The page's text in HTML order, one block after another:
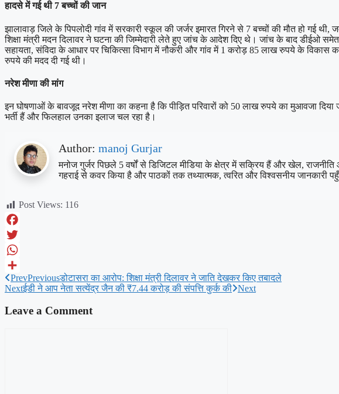
हादसे में गई थी 7 बच्चों की जान
झालावाड़ जिले के पिपलोदी गांव में सरकारी स्कूल की जर्जर इमारत गिरने से 7 बच्चों की मौत हो
शिक्षा मंत्री मदन दिलावर ने घटना की जिम्मेदारी लेते हुए जांच के आदेश दिए थे। जांच के बाद डीईओ
सहायता, संविदा के आधार पर चिकित्सा विभाग में नौकरी और गांव में 1 करोड़ 85 लाख रुपये के विकास
रुपये की मदद दी गई थी।
नरेश मीणा की मांग
इन घोषणाओं के बावजूद नरेश मीणा का कहना है कि पीड़ित परिवारों को 50 लाख रुपये का मुआवजा
भर्ती हैं और फिलहाल उनका इलाज चल रहा है।
Author: manoj Gurjar
मनोज गुर्जर पिछले 5 वर्षों से डिजिटल मीडिया के क्षेत्र में सक्रिय हैं और खेल,
गहराई से कवर किया है और पाठकों तक तथ्यात्मक, त्वरित और विश्वसनीय जानकारी
Post Views: 116
Facebook
Twitter
WhatsApp
Share
PrevPreviousडोटासरा का आरोप: शिक्षा मंत्री दिलावर ने जाति देखकर किए तबादले
Nextईडी ने आप नेता सत्येंद्र जैन की ₹7.44 करोड़ की संपत्ति कुर्क की Next
Leave a Comment